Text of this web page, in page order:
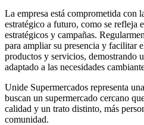
La empresa está comprometida con
estratégico a futuro, como se refleja
estratégicos y campañas.
para ampliar su presencia y facilitar
productos y servicios, demostrando
adaptado a las necesidades
Unide Supermercados representa
buscan un supermercado cercano
calidad y un trato distinto, más
comunidad.